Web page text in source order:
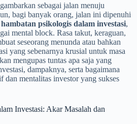
sebagai jalan menuju
bagi banyak orang, jalan ini dipenuhi
hambatan psikologis dalam investasi,
mental block. Rasa takut, keraguan,
seseorang menunda atau bahkan
yang sebenarnya krusial untuk masa
mengupas tuntas apa saja yang
dampaknya, serta bagaimana
mentalitas investor yang sukses
Investasi: Akar Masalah dan